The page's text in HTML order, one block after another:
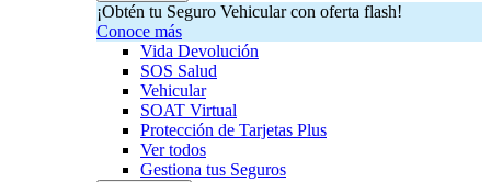
¡Obtén tu Seguro Vehicular con oferta flash!
Conoce más
Vida Devolución
SOS Salud
Vehicular
SOAT Virtual
Protección de Tarjetas Plus
Ver todos
Gestiona tus Seguros